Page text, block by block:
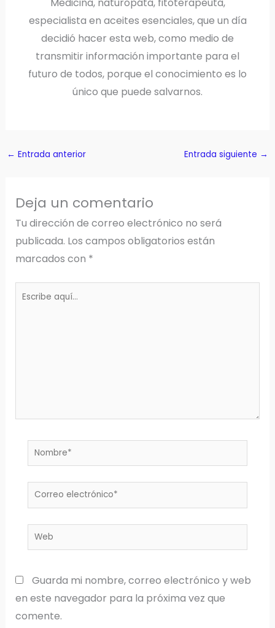
especialista en aceites esenciales, que un día
decidió hacer esta web, como medio de
transmitir información importante para el
futuro de todos, porque el conocimiento es lo
único que puede salvarnos.
← Entrada anterior Entrada siguiente →
Deja un comentario
Tu dirección de correo electrónico no será
publicada. Los campos obligatorios están
marcados con *
Escribe
Nombre*
Correo
electrónico*
Web
Guarda mi nombre, correo electrónico y web
en este navegador para la próxima vez que
comente.